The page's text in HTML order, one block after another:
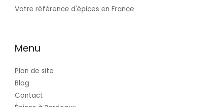
Votre référence d'épices en France
Menu
Plan de site
Blog
Contact